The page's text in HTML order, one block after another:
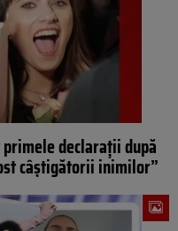
declarații după
câștigătorii inimilor”